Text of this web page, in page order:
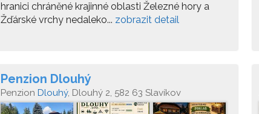
hranici chráněné krajinné oblasti Železné hory a
Žďárské vrchy nedaleko... zobrazit detail
Penzion Dlouhý
Penzion Dlouhý, Dlouhý 2, 582 63 Slavíkov